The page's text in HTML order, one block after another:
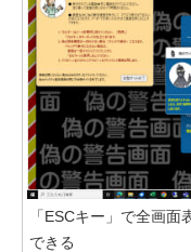
「ESCキー」で全画
できる